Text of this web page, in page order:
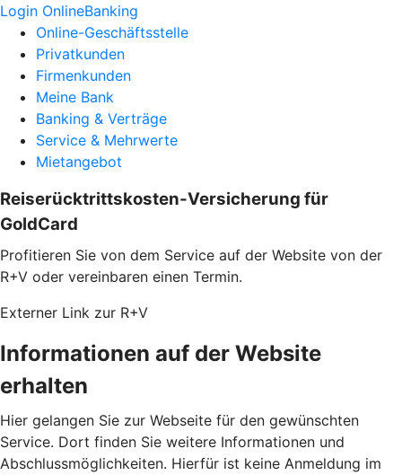
Login OnlineBanking
Online-Geschäftsstelle
Privatkunden
Firmenkunden
Meine Bank
Banking & Verträge
Service & Mehrwerte
Mietangebot
Reiserücktrittskosten-Versicherung für
GoldCard
Profitieren Sie von dem Service auf der Website von der
R+V oder vereinbaren einen Termin.
Externer Link zur R+V
Informationen auf der Website
erhalten
Hier gelangen Sie zur Webseite für den gewünschten
Service. Dort finden Sie weitere Informationen und
Abschlussmöglichkeiten. Hierfür ist keine Anmeldung im